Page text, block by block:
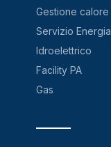
Gestione calore
Servizio Energia
Idroelettrico
Facility PA
Gas